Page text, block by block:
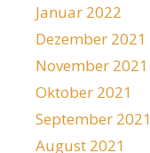
Januar 2022
Dezember 2021
November 2021
Oktober 2021
September 2021
August 2021